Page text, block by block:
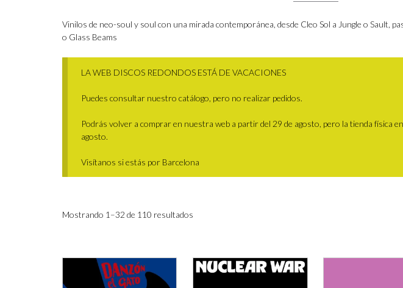
Vinilos de neo-soul y soul con una mirada contemporánea, desde Cleo Sol a Jungle o Sault,
o Glass Beams
LA WEB DISCOS REDONDOS ESTÁ DE VACACIONES
Puedes consultar nuestro catálogo, pero no realizar pedidos.
Podrás volver a comprar en nuestra web a partir del 29 de agosto, pero la tienda física
agosto.
Visítanos si estás por Barcelona
Mostrando 1–32 de 110 resultados